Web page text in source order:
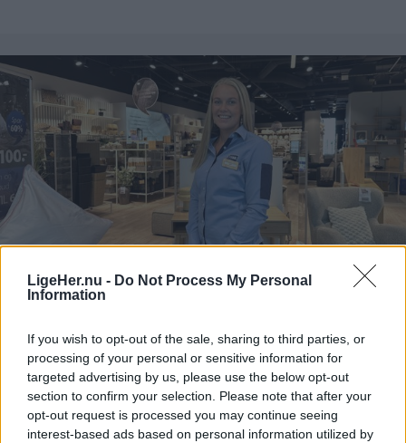
LigeHer.nu - Do Not Process My Personal
Information
If you wish to opt-out of the sale, sharing to third parties, or
processing of your personal or sensitive information for
targeted advertising by us, please use the below opt-out
section to confirm your selection. Please note that after your
opt-out request is processed you may continue seeing
interest-based ads based on personal information utilized by
Formørkelsen topper omkring klokken 20.00, kort
før solnedgang, hvilket giver gode muligheder for
at opleve fænomenet fra steder med frit udsyn
mod vest.
For mange nordjyder kan kysterne, fjordene og de
åbne landskaber danne en flot ramme om den
sjældne naturoplevelse, hvis vejret arter sig.
- En solformørkelse er en af de få begivenheder,
der kan få os alle til at stoppe op og kigge i
samme retning. Det er både smukt, fascinerende
og en fantastisk anledning til at samles om Solen,
dens betydning for livet på Jorden og vores plads i
universet. Med Sol26 vil vi give danskerne en
fælles oplevelse – og inspirere til ny viden og
Stor kæde giver fri på barnets første
skoledag
Lokalredaktionen